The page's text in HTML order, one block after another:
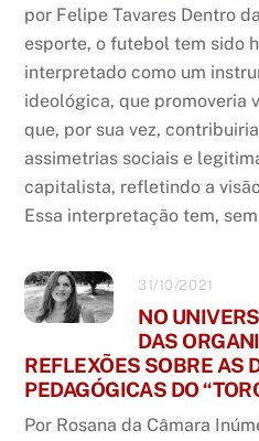
por Felipe Tavares Dentro
esporte, o futebol tem sido
interpretado como um
ideológica, que promoveria
que, por sua vez,
assimetrias sociais e
capitalista, refletindo a
Essa interpretação tem,
31/10/2021
NO
DAS
REFLEXÕES SOBRE AS
PEDAGÓGICAS DO
Por Rosana da Câmara